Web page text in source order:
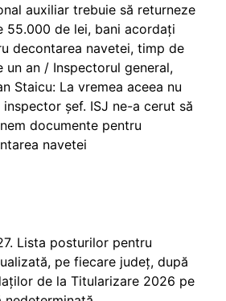
auxiliar trebuie să returneze
55.000 de lei, bani acordați
decontarea navetei, timp de
un an / Inspectorul general,
Staicu: La vremea aceea nu
inspector șef. ISJ ne-a cerut să
documente pentru
navetei
Lista posturilor pentru
pe fiecare județ, după
de la Titularizare 2026 pe